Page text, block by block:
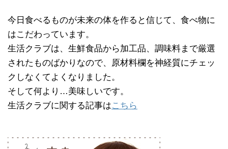
今日食べるものが未来の体を作ると信じて、食べ物に
はこだわっています。
生活クラブは、生鮮食品から加工品、調味料まで厳選
されたものばかりなので、原材料欄を神経質にチェッ
クしなくてよくなりました。
そして何より…美味しいです。
生活クラブに関する記事はこちら